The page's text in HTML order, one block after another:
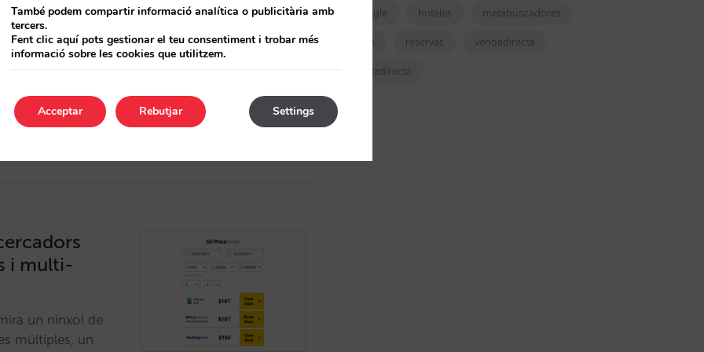
Instant
i
i multi-
un nínxol de
múltiples, un
google hoteles metabuscadores
OTA reservas vendadirecta
ventadirecta
També podem compartir informació analítica o publicitària amb
tercers.
Fent clic aquí pots gestionar el teu consentiment i trobar més
informació sobre les cookies que utilitzem.
Acceptar Settings
Rebutjar